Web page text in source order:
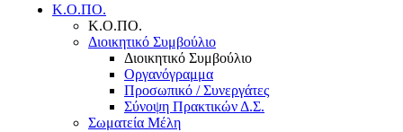
Κ.Ο.ΠΟ.
Κ.Ο.ΠΟ.
Διοικητικό Συμβούλιο
Διοικητικό Συμβούλιο
Οργανόγραμμα
Προσωπικό / Συνεργάτες
Σύνοψη Πρακτικών Δ.Σ.
Σωματεία Μέλη